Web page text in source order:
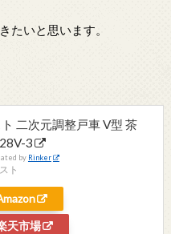
たいと思います。
二次元調整戸車 V型 茶
3
by Rinker
ト
天市場